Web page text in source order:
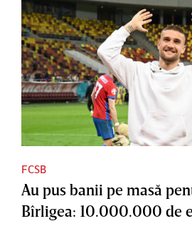
FCSB
Au pus banii pe masă
Bîrligea: 10.000.000 de